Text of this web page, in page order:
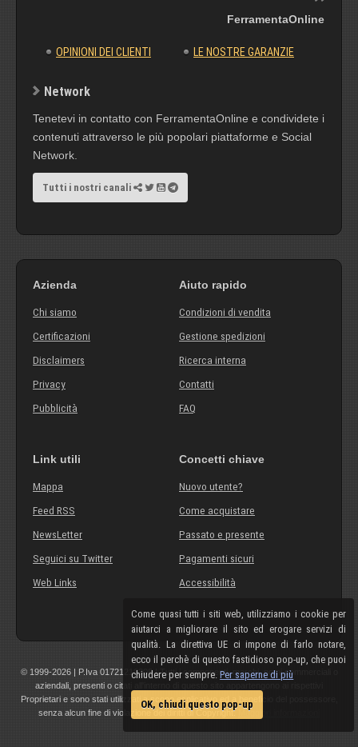
Come quasi tutti i siti web, utilizziamo i cookie per
aiutarci a migliorare il sito ed erogare servizi di
qualità. La direttiva UE ci impone di farlo notare,
ecco il perchè di questo fastidioso pop-up, che puoi
chiudere per sempre.Per saperne di più
OK, chiudi questo pop-up
FerramentaOnline
OPINIONI DEI CLIENTI LE NOSTRE GARANZIE
Network
Tenetevi in contatto con FerramentaOnline e condividete i
contenuti attraverso le più popolari piattaforme e Social
Network.
Tutti i nostri canali
Azienda
Chi siamo
Certificazioni
Disclaimers
Privacy
Pubblicità
Aiuto rapido
Condizioni di vendita
Gestione spedizioni
Ricerca interna
Contatti
FAQ
Link utili
Mappa
Feed RSS
NewsLetter
Seguici su Twitter
Web Links
Concetti chiave
Nuovo utente?
Come acquistare
Passato e presente
Pagamenti sicuri
Accessibilità
© 1999-2026 | P.Iva 01721210308 | Tutti i componenti, marchi, nomi commerciali o
aziendali, presenti o citati all'interno di questo sito appartengono ai rispettivi
Proprietari e sono stati utilizzati a scopo esplicativo ed a beneficio del possessore,
senza alcun fine di violazione dei diritti di Copyright.
Maggiori informazioni